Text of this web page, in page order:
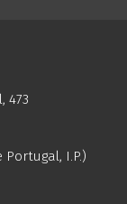
473
Portugal, I.P.)